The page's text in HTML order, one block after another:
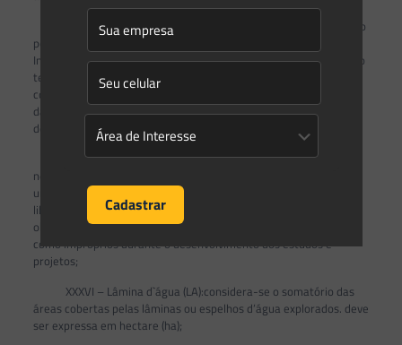
XXXIV – Impacto ambiental de âmbito local: aquele causado
por empreendimento cuja Área de Intervenção (AI) e Área de
Influência Direta (AID) da atividade estejam localizadas em espaço
territorial de um único município e cujas características,
considerados os critérios de porte, potencial poluidor e natureza
da atividade ou empreendimento, se enquadrem na tipologia
definida pelo CONSEMA;
XXXV – Implantação Pioneira:conjunto de serviços
necessários para a implantação, com ou sem pavimentação, de
uma rodovia que liga pontos previamente determinados, com
liberdade para a escolha de traçado, respeitando-se os pontos
obrigatórios de passagem e evitando-se aqueles diagnosticados
como impróprios durante o desenvolvimento dos estudos e
projetos;
XXXVI – Lâmina d`água (LA):considera-se o somatório das
áreas cobertas pelas lâminas ou espelhos d’água explorados. deve
ser expressa em hectare (ha);